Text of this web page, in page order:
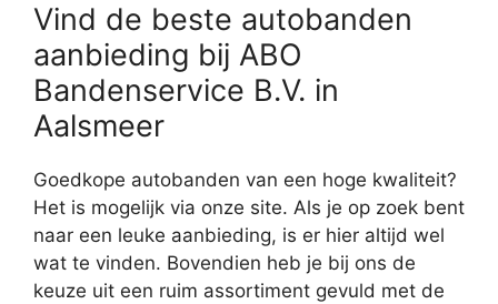
Vind de beste autobanden
aanbieding bij ABO
Bandenservice B.V. in
Aalsmeer
Goedkope autobanden van een hoge kwaliteit?
Het is mogelijk via onze site. Als je op zoek bent
naar een leuke aanbieding, is er hier altijd wel
wat te vinden. Bovendien heb je bij ons de
keuze uit een ruim assortiment gevuld met de